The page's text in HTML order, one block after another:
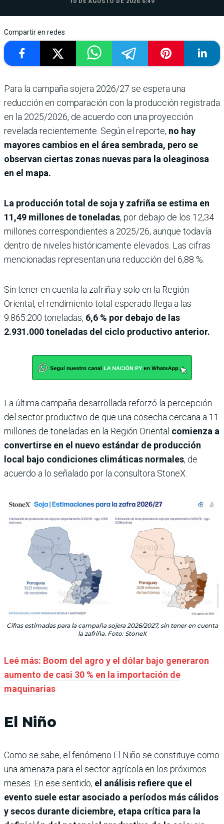
10 DE AGOSTO DE 2026 6:49
Compartir en redes
Para la campaña sojera 2026/27 se espera una
reducción en comparación con la producción registrada
en la 2025/2026, de acuerdo con una proyección
revelada recientemente. Según el reporte, no hay
mayores cambios en el área sembrada, pero se
observan ciertas zonas nuevas para la oleaginosa
en el mapa.
La producción total de soja y zafriña se estima en
11,49 millones de toneladas, por debajo de los 12,34
millones correspondientes a 2025/26, aunque todavía
dentro de niveles históricamente elevados. Las cifras
mencionadas representan una reducción del 6,88 %.
Sin tener en cuenta la zafriña y solo en la Región
Oriental, el rendimiento total esperado llega a las
9.865.200 toneladas, 6,6 % por debajo de las
2.931.000 toneladas del ciclo productivo anterior.
La última campaña desarrollada reforzó la percepción
del sector productivo de que una cosecha cercana a 11
millones de toneladas en la Región Oriental comienza a
convertirse en el nuevo estándar de producción
local bajo condiciones climáticas normales, de
acuerdo a lo señalado por la consultora StoneX.
Cifras estimadas para la campaña sojera 2026/2027, sin tener en cuenta
la zafriña. Foto: StoneX
Leé más: Boom del agro y el dólar bajo generaron
aumento de casi 30 % en la importación de
maquinarias
El Niño
Como se sabe, el fenómeno El Niño se constituye como
una amenaza para el sector agrícola en los próximos
meses. En ese sentido, el análisis refiere que el
evento suele estar asociado a períodos más cálidos
y secos durante diciembre, etapa crítica para la